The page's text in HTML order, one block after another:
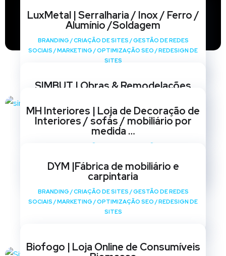
LuxMetal | Serralharia / Inox / Ferro /
Alumínio /Soldagem
BRANDING /CRIAÇÃO DE SITES /GESTÃO DE REDES
SOCIAIS /MARKETING /OPTIMIZAÇÃO SEO /REDESIGN DE
SITES
SIMBUT | Obras & Remodelações
SOCIAIS /MARKETING OPTIMIZAÇÃO SEO/ REDESIGN DE
SITES
MH Interiores | Loja de Decoração de
Interiores / sofás / mobiliário por
medida …
SITES
DYM |Fábrica de mobiliário e
carpintaria
BRANDING /CRIAÇÃO DE SITES /GESTÃO DE REDES
SOCIAIS /MARKETING /OPTIMIZAÇÃO SEO /REDESIGN DE
SITES
Biofogo | Loja Online de Consumíveis